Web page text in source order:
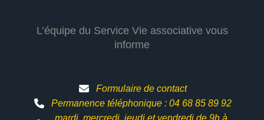
L’équipe du Service Vie associative vous
informe
Formulaire de contact
Permanence téléphonique : 04 68 85 89 92
mardi, mercredi, jeudi et vendredi de 9h à